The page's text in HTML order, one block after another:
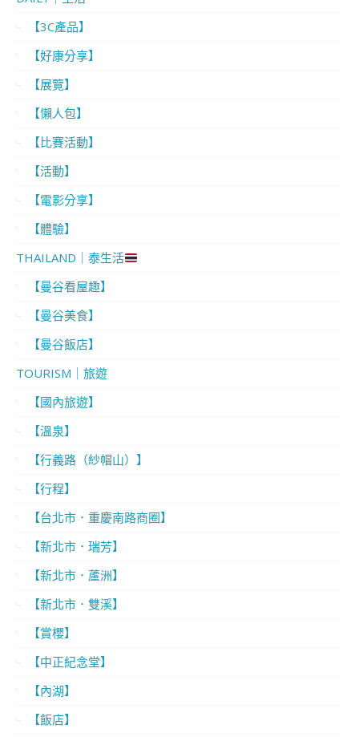
【3C產品】
【好康分享】
【展覽】
【懶人包】
【比賽活動】
【活動】
【電影分享】
【體驗】
THAILAND｜泰生活
【曼谷看屋趣】
【曼谷美食】
【曼谷飯店】
TOURISM｜旅遊
【國內旅遊】
【溫泉】
【行義路（紗帽山）】
【行程】
【台北市．重慶南路商圈】
【新北市．瑞芳】
【新北市．蘆洲】
【新北市．雙溪】
【賞櫻】
【中正紀念堂】
【內湖】
【飯店】